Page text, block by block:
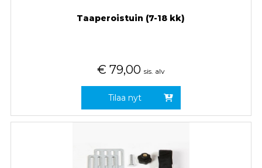
Taaperoistuin (7-18 kk)
€ 79,00 sis. alv
Tilaa nyt